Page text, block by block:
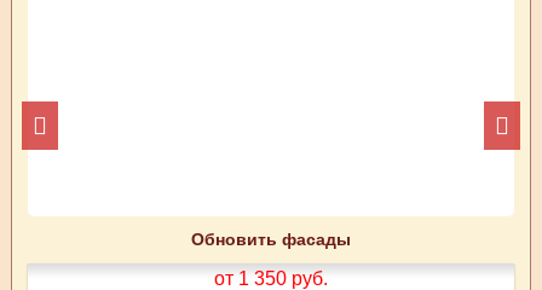
Обновить фасады
от 1 350 руб.